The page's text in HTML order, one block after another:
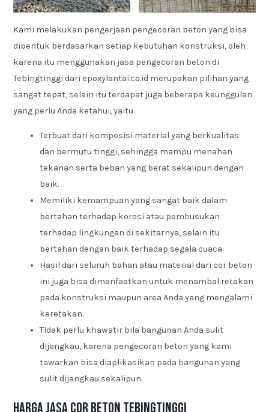
Kami melakukan pengerjaan pengecoran beton yang bisa
dibentuk berdasarkan setiap kebutuhan konstruksi, oleh
karena itu menggunakan jasa pengecoran beton di
Tebingtinggi dari epoxylantai.co.id merupakan pilihan yang
sangat tepat, selain itu terdapat juga beberapa keunggulan
yang perlu Anda ketahui, yaitu :
Terbuat dari komposisi material yang berkualitas
dan bermutu tinggi, sehingga mampu menahan
tekanan serta beban yang berat sekalipun dengan
baik.
Memiliki kemampuan yang sangat baik dalam
bertahan terhadap korosi atau pembusukan
terhadap lingkungan di sekitarnya, selain itu
bertahan dengan baik terhadap segala cuaca.
Hasil dari seluruh bahan atau material dari cor beton
ini juga bisa dimanfaatkan untuk menambal retakan
pada konstruksi maupun area Anda yang mengalami
keretakan.
TIdak perlu khawatir bila bangunan Anda sulit
dijangkau, karena pengecoran beton yang kami
tawarkan bisa diaplikasikan pada bangunan yang
sulit dijangkau sekalipun.
Harga Jasa Cor Beton Tebingtinggi